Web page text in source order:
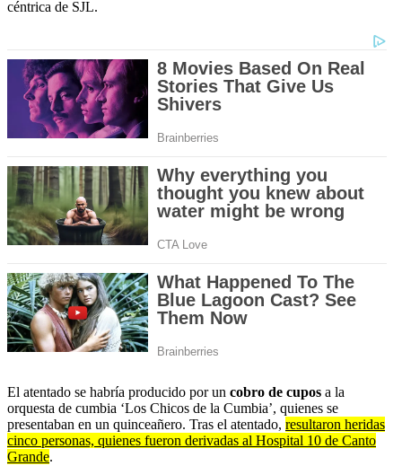
céntrica de SJL.
El atentado se habría producido por un cobro de cupos a la
orquesta de cumbia ‘Los Chicos de la Cumbia’, quienes se
presentaban en un quinceañero. Tras el atentado, resultaron heridas
cinco personas, quienes fueron derivadas al Hospital 10 de Canto
Grande.